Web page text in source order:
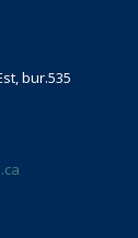
bur.535